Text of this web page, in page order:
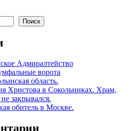
Поиск
Адмиралтейство
ворота
область.
Христова в Сокольниках. Храм,
закрывался.
обитель в Москве.